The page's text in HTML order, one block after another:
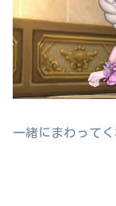
一緒にまわって